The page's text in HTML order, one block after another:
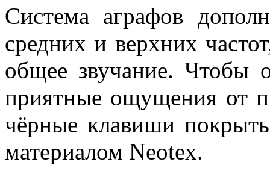
Система аграфов
средних и верхних
общее звучание. Чтобы
приятные ощущения от
чёрные клавиши
материалом Neotex.